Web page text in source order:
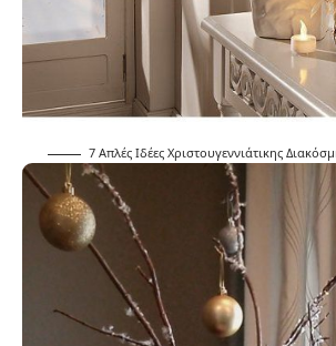
7 Απλές Ιδέες Χριστουγεννιάτικης